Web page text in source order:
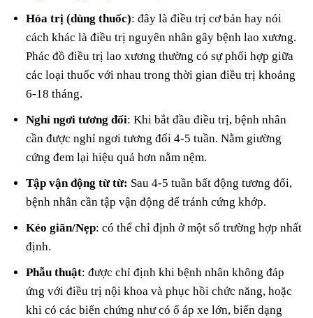
Hóa trị (dùng thuốc): đây là điều trị cơ bản hay nói
cách khác là điều trị nguyên nhân gây bệnh lao xương.
Phác đồ điều trị lao xương thường có sự phối hợp giữa
các loại thuốc với nhau trong thời gian điều trị khoảng
6-18 tháng.
Nghỉ ngơi tương đối: Khi bắt đầu điều trị, bệnh nhân
cần được nghỉ ngơi tương đối 4-5 tuần. Nằm giường
cứng đem lại hiệu quả hơn nằm nệm.
Tập vận động từ từ: Sau 4-5 tuần bất động tương đối,
bệnh nhân cần tập vận động để tránh cứng khớp.
Kéo giãn/Nẹp: có thể chỉ định ở một số trường hợp nhất
định.
Phẫu thuật: được chỉ định khi bệnh nhân không đáp
ứng với điều trị nội khoa và phục hồi chức năng, hoặc
khi có các biến chứng như có ổ áp xe lớn, biến dạng